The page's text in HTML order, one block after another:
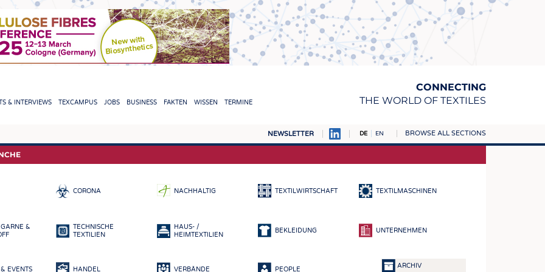
CONNECTING
THE WORLD OF TEXTILES
& INTERVIEWS TEXCAMPUS JOBS BUSINESS FAKTEN WISSEN TERMINE
NEWSLETTER DE EN BROWSE ALL SECTIONS
TEXTILE LEADERSHIP FASERN
GEWEBE
CORONA NACHHALTIG TEXTILWIRTSCHAFT TEXTILMASCHINEN
&
TECHNISCHE
TEXTILIEN
HAUS- /
HEIMTEXTILIEN
BEKLEIDUNG UNTERNEHMEN
EVENTS HANDEL VERBÄNDE PEOPLE ARCHIV